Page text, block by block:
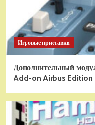
Игровые приставки
Дополнительный
Add-on Airbus Edition